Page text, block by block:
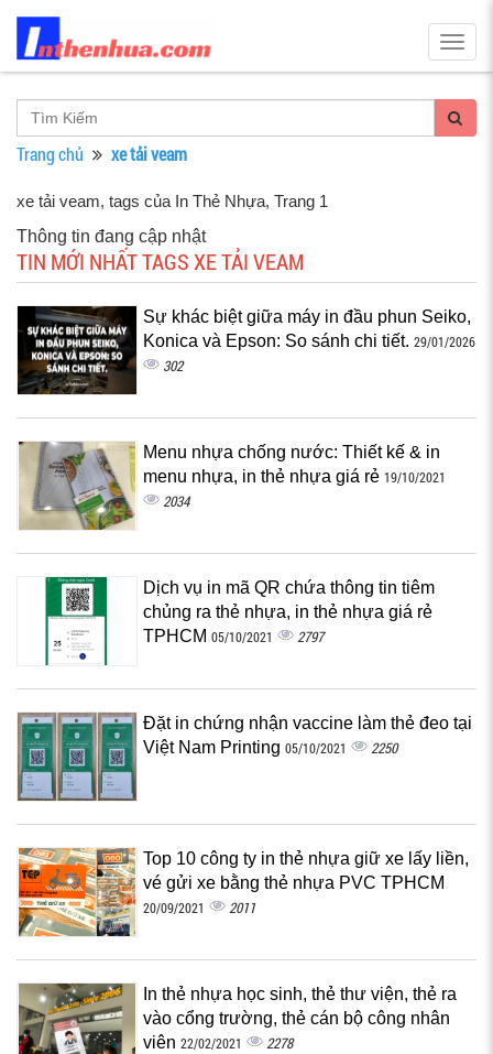
Trang chủ xe tải veam
xe tải veam, tags của In Thẻ Nhựa, Trang 1
Thông tin đang cập nhật
TIN MỚI NHẤT TAGS XE TẢI VEAM
Sự khác biệt giữa máy in đầu phun Seiko,
Konica và Epson: So sánh chi tiết. 29/01/2026
302
Menu nhựa chống nước: Thiết kế & in
menu nhựa, in thẻ nhựa giá rẻ 19/10/2021
2034
Dịch vụ in mã QR chứa thông tin tiêm
chủng ra thẻ nhựa, in thẻ nhựa giá rẻ
TPHCM 05/10/2021 2797
Đặt in chứng nhận vaccine làm thẻ đeo tại
Việt Nam Printing 05/10/2021 2250
Top 10 công ty in thẻ nhựa giữ xe lấy liền,
vé gửi xe bằng thẻ nhựa PVC TPHCM
20/09/2021 2011
In thẻ nhựa học sinh, thẻ thư viện, thẻ ra
vào cổng trường, thẻ cán bộ công nhân
viên 22/02/2021 2278